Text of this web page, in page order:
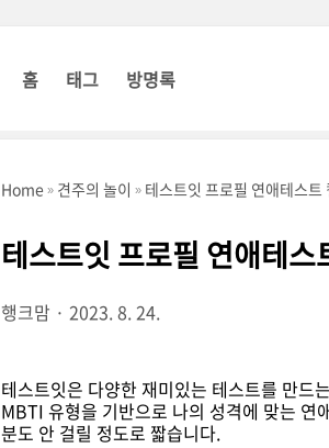
홈 태그 방명록
Home 견주의 놀이 테스트잇 프로필 연애테스
테스트잇 프로필 연애테
행크맘 2023. 8. 24.
테스트잇은 다양한 재미있는 테스트를 만드
MBTI 유형을 기반으로 나의 성격에 맞는 연
분도 안 걸릴 정도로 짧습니다.